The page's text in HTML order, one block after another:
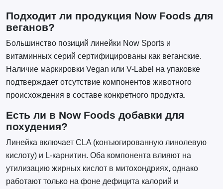
Подходит ли продукция Now Foods для
веганов?
Большинство позиций линейки Now Sports и
витаминных серий сертифицированы как веганские.
Наличие маркировки Vegan или V-Label на упаковке
подтверждает отсутствие компонентов животного
происхождения в составе конкретного продукта.
Есть ли в Now Foods добавки для
похудения?
Линейка включает CLA (конъюгированную линолевую
кислоту) и L-карнитин. Оба компонента влияют на
утилизацию жирных кислот в митохондриях, однако
работают только на фоне дефицита калорий и